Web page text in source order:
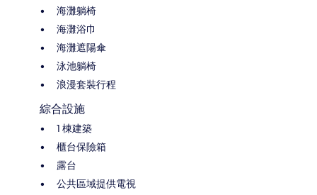
海灘躺椅
海灘浴巾
海灘遮陽傘
泳池躺椅
浪漫套裝行程
綜合設施
1 棟建築
櫃台保險箱
露台
公共區域提供電視